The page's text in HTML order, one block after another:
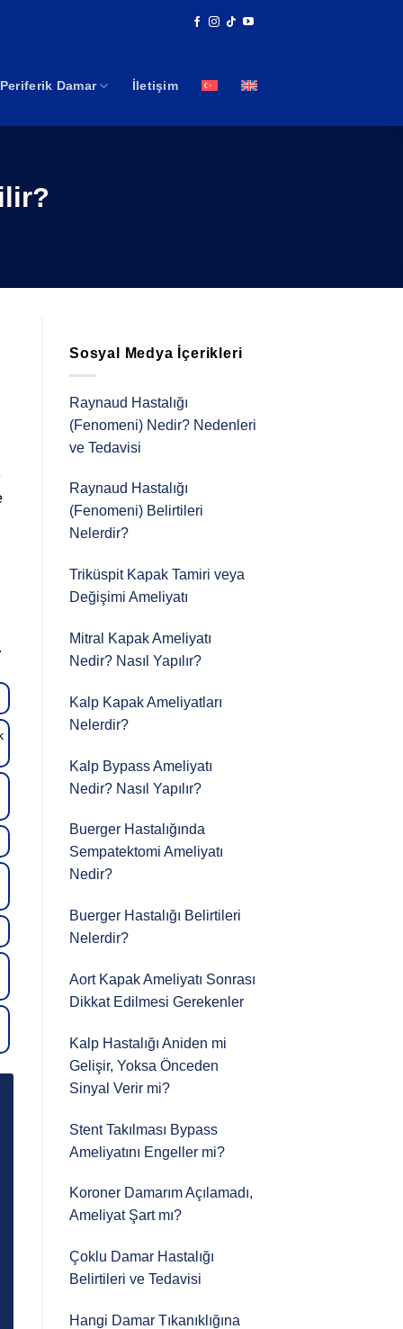
Periferik Damar İletişim
Sosyal Medya İçerikleri
Raynaud Hastalığı
(Fenomeni) Nedir? Nedenleri
ve Tedavisi
Raynaud Hastalığı
(Fenomeni) Belirtileri
Nelerdir?
Triküspit Kapak Tamiri veya
Değişimi Ameliyatı
Mitral Kapak Ameliyatı
Nedir? Nasıl Yapılır?
Kalp Kapak Ameliyatları
Nelerdir?
Kalp Bypass Ameliyatı
Nedir? Nasıl Yapılır?
Buerger Hastalığında
Sempatektomi Ameliyatı
Nedir?
Buerger Hastalığı Belirtileri
Nelerdir?
Aort Kapak Ameliyatı Sonrası
Dikkat Edilmesi Gerekenler
Kalp Hastalığı Aniden mi
Gelişir, Yoksa Önceden
Sinyal Verir mi?
Stent Takılması Bypass
Ameliyatını Engeller mi?
Koroner Damarım Açılamadı,
Ameliyat Şart mı?
Çoklu Damar Hastalığı
Belirtileri ve Tedavisi
Hangi Damar Tıkanıklığına